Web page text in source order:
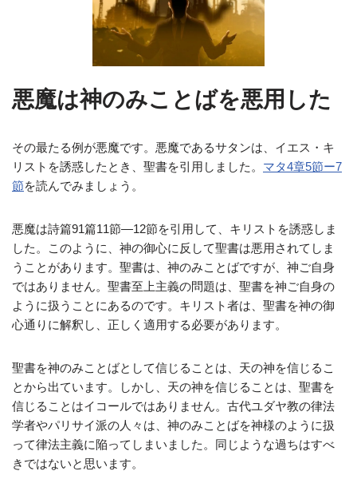
悪魔は神のみことばを悪用した
その最たる例が悪魔です。悪魔であるサタンは、イエス・キ
リストを誘惑したとき、聖書を引用しました。 マタ4章5節ー7
節を読んでみましょう。
悪魔は詩篇91篇11節―12節を引用して、キリストを誘惑しま
した。このように、神の御心に反して聖書は悪用されてしま
うことがあります。聖書は、神のみことばですが、神ご自身
ではありません。聖書至上主義の問題は、聖書を神ご自身の
ように扱うことにあるのです。キリスト者は、聖書を神の御
心通りに解釈し、正しく適用する必要があります。
聖書を神のみことばとして信じることは、天の神を信じるこ
とから出ています。しかし、天の神を信じることは、聖書を
信じることはイコールではありません。古代ユダヤ教の律法
学者やパリサイ派の人々は、神のみことばを神様のように扱
って律法主義に陥ってしまいました。同じような過ちはすべ
きではないと思います。